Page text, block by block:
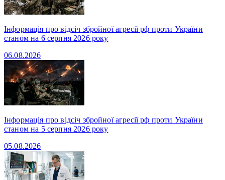
Інформація про відсіч збройної агресії рф проти України
станом на 6 серпня 2026 року
06.08.2026
Інформація про відсіч збройної агресії рф проти України
станом на 5 серпня 2026 року
05.08.2026